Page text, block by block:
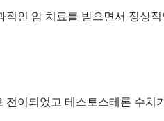
인 암 치료를 받으면서 정상
이되었고 테스토스테론 수치